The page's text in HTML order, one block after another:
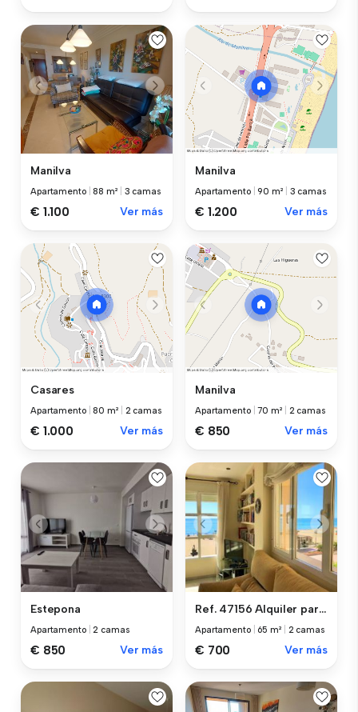
Manilva
Apartamento |88 m² 3 camas
€ 1.100 Ver más
Manilva
Apartamento |90 m² 3 camas
€ 1.200 Ver más
Casares
Apartamento |80 m² 2 camas
€ 1.000 Ver más
Manilva
Apartamento |70 m² 2 camas
€ 850 Ver más
Estepona
Apartamento |2 camas
€ 850 Ver más
Ref. 47156 Alquiler para co...
Apartamento 65 m² 2 camas
€ 700 Ver más